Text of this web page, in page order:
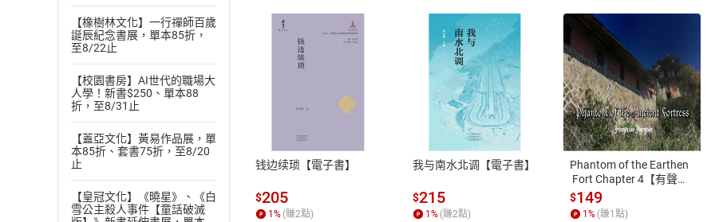
【橡樹林文化】一行禪師百歲
誕辰紀念書展，單本85折，
至8/22止
【校園書房】AI世代的職場大
人學！新書$250、單本88
折，至8/31止
【蓋亞文化】黃易作品展，單
本85折、套書75折，至8/20
止
【皇冠文化】《曉星》、《白
雪公主殺人事件【童話破滅
付款方式
ATM轉帳、信用卡、LINE PAY、AFTEE
退換貨規範
本店是否提供消費者保護法七日猶
之權利，遽消費者保護法及通訊交
除權合理例外情事適用準則，依商
質各有不同規定。詳細退換貨說明
照各商品說明。
钱边续琐【電子書】
$205
1 % (賺2點)
我与南水北调【電子書】
$215
1 % (賺2點)
Phantom of the Earthen
Fort Chapter 4【有聲
書】
$149
1 % (賺1 點)